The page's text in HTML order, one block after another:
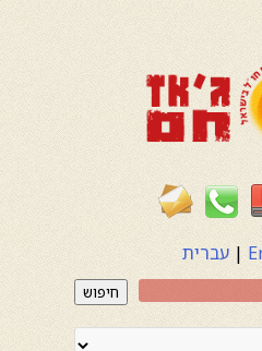
| עברית
חיפוש